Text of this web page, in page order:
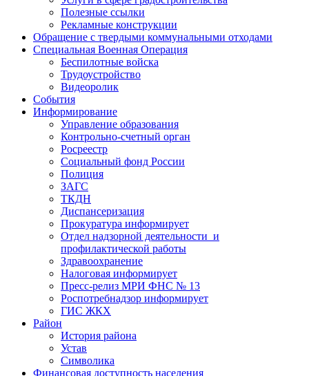
Полезные ссылки
Рекламные конструкции
Обращение с твердыми коммунальными отходами
Специальная Военная Операция
Беспилотные войска
Трудоустройство
Видеоролик
События
Информирование
Управление образования
Контрольно-счетный орган
Росреестр
Социальный фонд России
Полиция
ЗАГС
ТКДН
Диспансеризация
Прокуратура информирует
Отдел надзорной деятельности и
профилактической работы
Здравоохранение
Налоговая информирует
Пресс-релиз МРИ ФНС № 13
Роспотребнадзор информирует
ГИС ЖКХ
Район
История района
Устав
Символика
Финансовая доступность населения